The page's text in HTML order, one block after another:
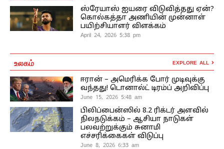
ஸ்ரேயாஸ் ஐயரை விடுவித்தது ஏன்?
கொல்கத்தா அணியின் முன்னாள்
பயிற்சியாளர் விளக்கம்
April 24, 2026 5:38 pm
உலகம் EXPLORE ALL
ஈரான் – அமெரிக்க போர் முடிவுக்கு
வந்தது! டொனால்ட் டிரம்ப் அறிவிப்பு
June 15, 2026 5:48 am
பிலிப்பைன்ஸில் 8.2 ரிக்டர் அளவில்
நிலநடுக்கம் – ஆசியா நாடுகள்
பலவற்றுக்கும் சுனாமி
எச்சரிக்கைகள் விடுப்பு
June 8, 2026 6:33 am